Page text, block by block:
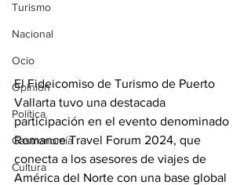
Turismo
Nacional
Ocio
Opinión
Política
Gastronomía
Cultura
El Fideicomiso de Turismo de Puerto
Vallarta tuvo una destacada
participación en el evento denominado
Romance Travel Forum 2024, que
conecta a los asesores de viajes de
América del Norte con una base global